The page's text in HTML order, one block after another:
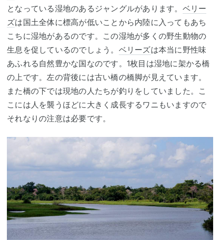
となっている湿地のあるジャングルがあります。 ベリー
ズは国土全体に標高が低いことから内陸に入ってもあち
こちに湿地があるのです。この湿地が多くの野生動物の
生息を促しているのでしょう。 ベリーズは本当に野性味
あふれる自然豊かな国なのです。1枚目は湿地に架かる橋
の上です。左の背後には古い橋の橋脚が見えています。
また橋の下では現地の人たちが釣りをしていました。こ
こには人を襲うほどに大きく成長するワニもいますので
それなりの注意は必要です。